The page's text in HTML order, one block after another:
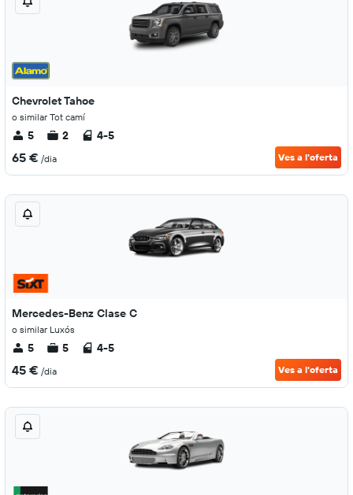
Chevrolet Tahoe
o similar Tot camí
5 2 4-5
65 € /dia Ves a l'oferta
Mercedes-Benz Clase C
o similar Luxós
5 5 4-5
45 € /dia Ves a l'oferta